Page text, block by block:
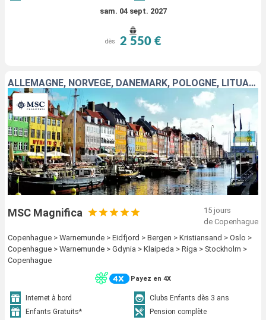
sam. 04 sept. 2027
dès 2 550 €
ALLEMAGNE, NORVÈGE, DANEMARK, POLOGNE, LITUANIE, LETTONIE, SUÈDE
MSC Magnifica
15 jours
de Copenhague
Copenhague > Warnemunde > Eidfjord > Bergen > Kristiansand > Oslo >
Copenhague > Warnemunde > Gdynia > Klaipeda > Riga > Stockholm >
Copenhague
Payez en 4X
Internet à bord
Clubs Enfants dès 3 ans
Enfants Gratuits*
Pension complète